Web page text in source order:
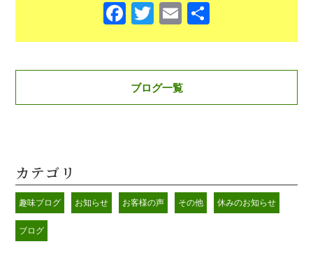
Facebook
TwitterEmail
有
ブログ一覧
カテゴリ
趣味ブログ お知らせ お客様の声 その他 休みのお知らせ
ブログ